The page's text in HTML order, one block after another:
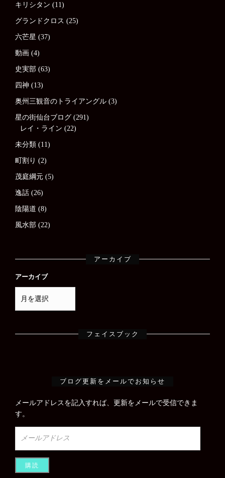
キリシタン (11)
グランドクロス (25)
六芒星 (37)
動画 (4)
史実部 (63)
四神 (13)
奥州三観音のトライアングル (3)
星の街仙台ブログ (291)
レイ・ライン (22)
未分類 (11)
町割り (2)
茂庭綱元 (5)
逸話 (26)
陰陽道 (8)
風水部 (22)
アーカイブ
アーカイブ
フェイスブック
ブログ更新をメールでお知らせ
メールアドレスを記入すれば、更新をメールで受信できま
す。
ー
ル
ド